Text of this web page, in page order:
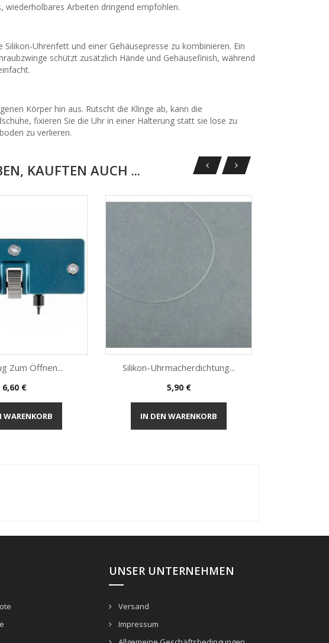
Arbeiten dringend empfohlen.
Uhrenfett und einer Gehäusepresse zu kombinieren. Ein
schützt zusätzlich Hände und Gehäusefinish, während
Körper hin aus. Rutscht die Klinge ab, kann die
fixieren Sie die Uhr in einer Halterung statt sie lose zu
zu verlieren.
KAUFTEN AUCH ...
Vorschau
Zum Öffnen...
Preis
6,60 €
WARENKORB
Vorschau
Silikon-Uhrmacherdichtung...
Preis
5,90 €
IN DEN WARENKORB
UNSER UNTERNEHMEN
Versand
Impressum